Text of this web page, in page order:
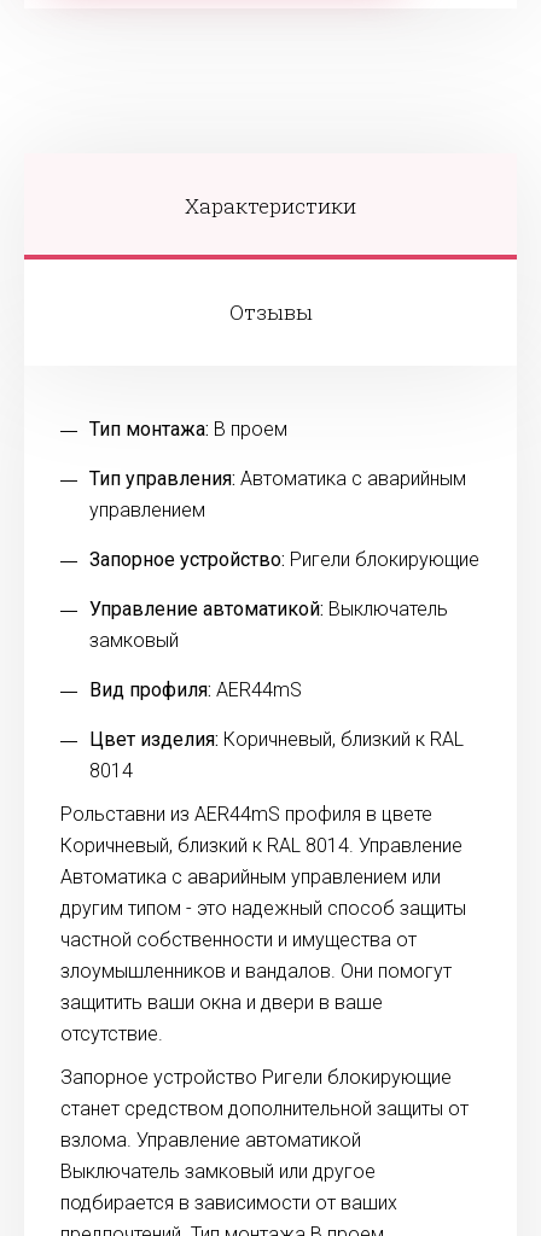
Характеристики
Отзывы
Тип монтажа: В проем
Тип управления: Автоматика с аварийным
управлением
Запорное устройство: Ригели блокирующие
Управление автоматикой: Выключатель
замковый
Вид профиля: AER44mS
Цвет изделия: Коричневый, близкий к RAL
8014
Рольставни из AER44mS профиля в цвете
Коричневый, близкий к RAL 8014. Управление
Автоматика с аварийным управлением или
другим типом - это надежный способ защиты
частной собственности и имущества от
злоумышленников и вандалов. Они помогут
защитить ваши окна и двери в ваше
отсутствие.
Запорное устройство Ригели блокирующие
станет средством дополнительной защиты от
взлома. Управление автоматикой
Выключатель замковый или другое
подбирается в зависимости от ваших